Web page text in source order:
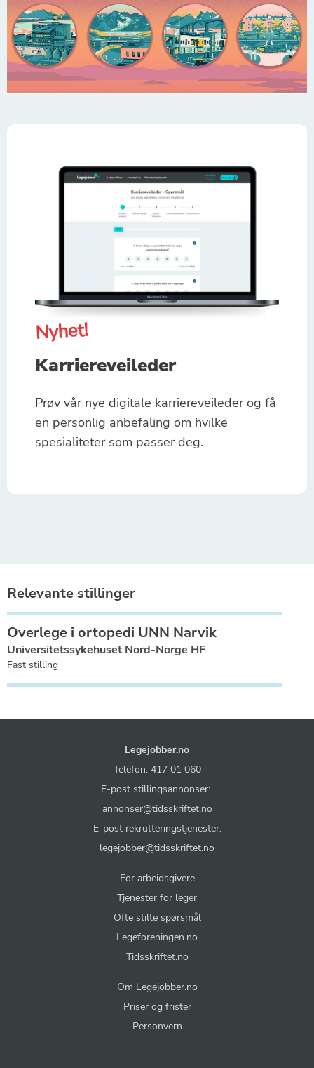
Nyhet!
Karriereveileder
Prøv vår nye digitale karriereveileder og få
en personlig anbefaling om hvilke
spesialiteter som passer deg.
Relevante stillinger
Overlege i ortopedi UNN Narvik
Universitetssykehuset Nord-Norge HF
Fast stilling
Legejobber.no
Telefon: 417 01 060
E-post stillingsannonser:
annonser@tidsskriftet.no
E-post rekrutteringstjenester:
legejobber@tidsskriftet.no
For arbeidsgivere
Tjenester for leger
Ofte stilte spørsmål
Legeforeningen.no
Tidsskriftet.no
Om Legejobber.no
Priser og frister
Personvern